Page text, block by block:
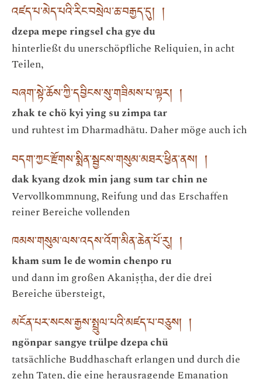
འཛད་པ་མེད་པའི་རིང་བསྲེལ་ཆ་བརྒྱད་དུ། །
dzepa mepe ringsel cha gye du
hinterließt du unerschöpfliche Reliquien, in acht
Teilen,
བཞག་སྟེ་ཆོས་ཀྱི་དབྱིངས་སུ་གཟིམས་པ་ལྟར། །
zhak te chö kyi ying su zimpa tar
und ruhtest im Dharmadhātu. Daher möge auch ich
བདག་ཀྱང་རྫོགས་སྨིན་སྦྱངས་གསུམ་མཐར་ཕྱིན་ནས། །
dak kyang dzok min jang sum tar chin ne
Vervollkommnung, Reifung und das Erschaffen
reiner Bereiche vollenden
ཁམས་གསུམ་ལས་འདས་འོག་མིན་ཆེན་པོ་རུ། །
kham sum le de womin chenpo ru
und dann im großen Akaniṣṭha, der die drei
Bereiche übersteigt,
མངོན་པར་སངས་རྒྱས་སྤྲུལ་པའི་མཛད་པ་བཅུས། །
ngönpar sangye trülpe dzepa chü
tatsächliche Buddhaschaft erlangen und durch die
zehn Taten, die eine herausragende Emanation